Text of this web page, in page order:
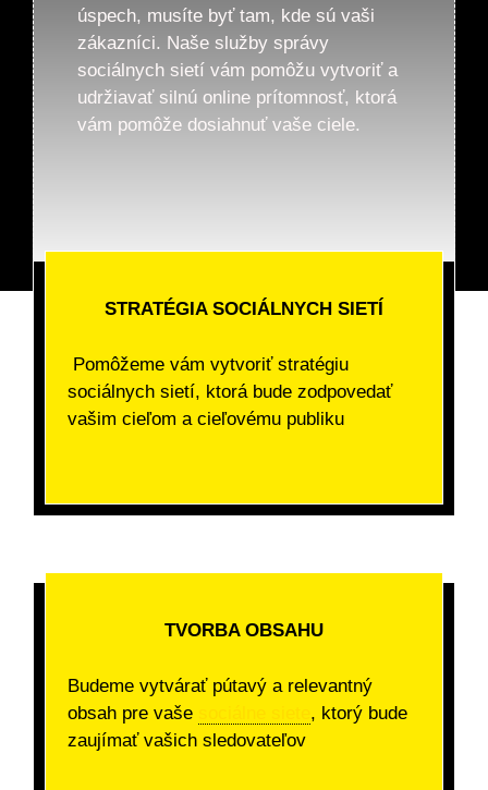
úspech, musíte byť tam, kde sú vaši
zákazníci. Naše služby správy
sociálnych sietí vám pomôžu vytvoriť a
udržiavať silnú online prítomnosť, ktorá
vám pomôže dosiahnuť vaše ciele.
STRATÉGIA SOCIÁLNYCH SIETÍ
Pomôžeme vám vytvoriť stratégiu
sociálnych sietí, ktorá bude zodpovedať
vašim cieľom a cieľovému publiku
TVORBA OBSAHU
Budeme vytvárať pútavý a relevantný
obsah pre vaše
, ktorý bude
zaujímať vašich sledovateľov